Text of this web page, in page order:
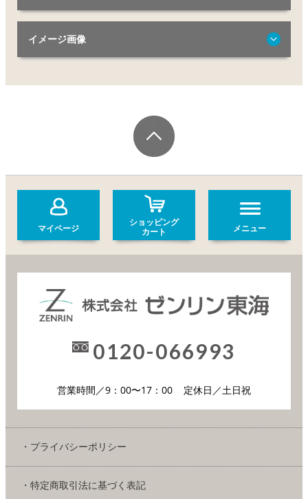
イメージ画像
マイページ
ショッピング
カート
メニュー
0120-066993
営業時間／9：00〜17：00 定休日／土日祝
・プライバシーポリシー
・特定商取引法に基づく表記